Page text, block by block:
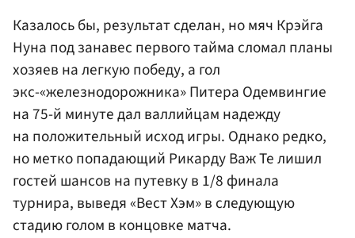
Казалось бы, результат сделан, но мяч Крэйга
Нуна под занавес первого тайма сломал планы
хозяев на легкую победу, а гол
экс-«железнодорожника» Питера Одемвингие
на 75-й минуте дал валлийцам надежду
на положительный исход игры. Однако редко,
но метко попадающий Рикарду Важ Те лишил
гостей шансов на путевку в 1/8 финала
турнира, выведя «Вест Хэм» в следующую
стадию голом в концовке матча.